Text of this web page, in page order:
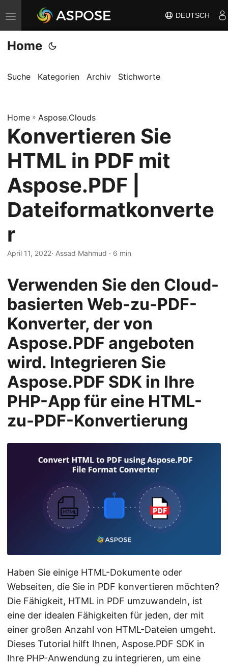
N
a
v
g
i
o
n
u
s
c
h
a
t
n
DEUTSCH
Home
Suche Kategorien Archiv Stichworte
Home » Aspose.Clouds
Konvertieren Sie
HTML in PDF mit
Aspose.PDF |
Dateiformatkonverte
r
April 11, 2022· Assad Mahmud · 6 min
Verwenden Sie den Cloud-
basierten Web-zu-PDF-
Konverter, der von
Aspose.PDF angeboten
wird. Integrieren Sie
Aspose.PDF SDK in Ihre
PHP-App für eine HTML-
zu-PDF-Konvertierung
Haben Sie einige HTML-Dokumente oder
Webseiten, die Sie in PDF konvertieren möchten?
Die Fähigkeit, HTML in PDF umzuwandeln, ist
eine der idealen Fähigkeiten für jeden, der mit
einer großen Anzahl von HTML-Dateien umgeht.
Dieses Tutorial hilft Ihnen, Aspose.PDF SDK in
Ihre PHP-Anwendung zu integrieren, um eine